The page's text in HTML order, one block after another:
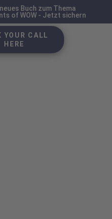
Buch zum Thema
of WOW - Jetzt sichern
YOUR CALL
HERE